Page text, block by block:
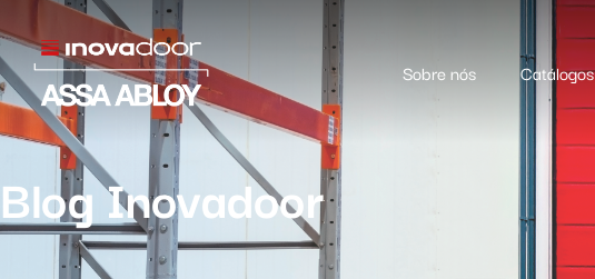
Sobre nós Catálogos
Blog Inovadoor